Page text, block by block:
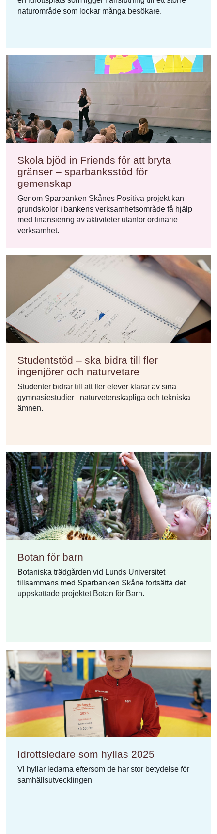
naturområde som lockar många besökare.
Skola bjöd in Friends för att bryta
gränser – sparbanksstöd för
gemenskap
Genom Sparbanken Skånes Positiva projekt kan
grundskolor i bankens verksamhetsområde få hjälp
med finansiering av aktiviteter utanför ordinarie
verksamhet.
Studentstöd – ska bidra till fler
ingenjörer och naturvetare
Studenter bidrar till att fler elever klarar av sina
gymnasiestudier i naturvetenskapliga och tekniska
ämnen.
Botan för barn
Botaniska trädgården vid Lunds Universitet
tillsammans med Sparbanken Skåne fortsätta det
uppskattade projektet Botan för Barn.
Idrottsledare som hyllas 2025
Vi hyllar ledarna eftersom de har stor betydelse för
samhällsutvecklingen.